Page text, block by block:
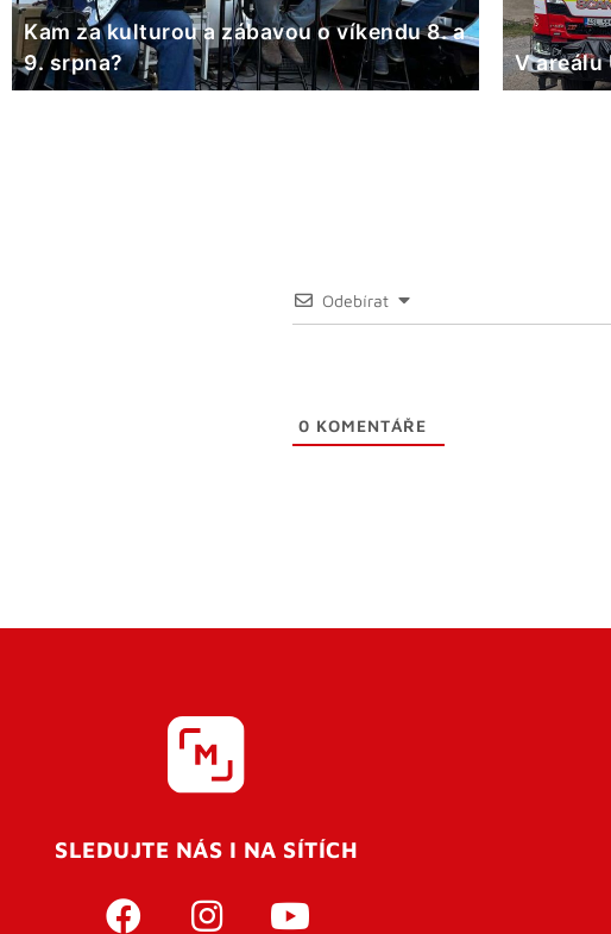
Kam za kulturou a zábavou o víkendu 8. a
9. srpna?
V areálu
Odebírat
0 KOMENTÁŘE
SLEDUJTE NÁS I NA SÍTÍCH